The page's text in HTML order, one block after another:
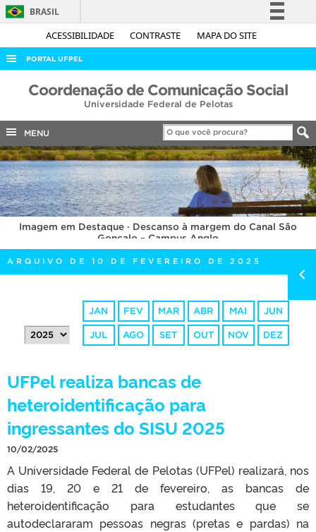
ACESSIBILIDADE CONTRASTE MAPA DO SITE
BRASIL
Simplifique!
Acesso à informação
Legislação
Canais
PORTAL UFPEL
ACESSO À INFORMAÇÃO
COBALTO
CONCURSOS
EDITAIS
INTERNACIONAL
OUVIDORIA
PORTARIAS
TELEFONES
Coordenação de Comunicação Social
Universidade Federal de Pelotas
MENU
Imagem em Destaque · Descanso à margem do Canal São
Gonçalo – Campus Anglo
ARQUIVO DE 10 DE FEVEREIRO DE 2025
JAN FEV MAR ABR MAI JUN
JUL AGO SET OUT NOV DEZ
UFPel realiza bancas de
heteroidentificação para
ingressantes do SISU 2025
10/02/2025
A Universidade Federal de Pelotas (UFPel) realizará, nos
dias 19, 20 e 21 de fevereiro, as bancas de
heteroidentificação para estudantes que se
autodeclararam pessoas negras (pretas e pardas) na